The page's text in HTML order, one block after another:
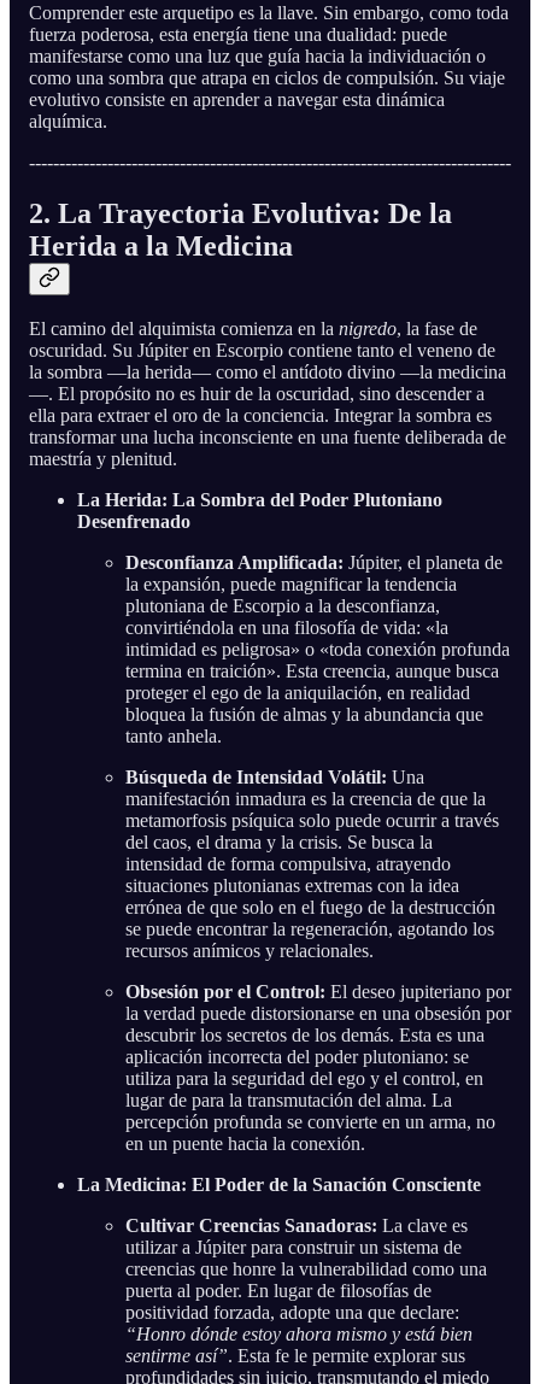
Comprender este arquetipo es la llave. Sin embargo, como toda
fuerza poderosa, esta energía tiene una dualidad: puede
manifestarse como una luz que guía hacia la individuación o
como una sombra que atrapa en ciclos de compulsión. Su viaje
evolutivo consiste en aprender a navegar esta dinámica
alquímica.
--------------------------------------------------------------------------------
2. La Trayectoria Evolutiva: De la
Herida a la Medicina
El camino del alquimista comienza en la nigredo, la fase de
oscuridad. Su Júpiter en Escorpio contiene tanto el veneno de
la sombra —la herida— como el antídoto divino —la medicina
—. El propósito no es huir de la oscuridad, sino descender a
ella para extraer el oro de la conciencia. Integrar la sombra es
transformar una lucha inconsciente en una fuente deliberada de
maestría y plenitud.
La Herida: La Sombra del Poder Plutoniano
Desenfrenado
Desconfianza Amplificada: Júpiter, el planeta de
la expansión, puede magnificar la tendencia
plutoniana de Escorpio a la desconfianza,
convirtiéndola en una filosofía de vida: «la
intimidad es peligrosa» o «toda conexión profunda
termina en traición». Esta creencia, aunque busca
proteger el ego de la aniquilación, en realidad
bloquea la fusión de almas y la abundancia que
tanto anhela.
Búsqueda de Intensidad Volátil: Una
manifestación inmadura es la creencia de que la
metamorfosis psíquica solo puede ocurrir a través
del caos, el drama y la crisis. Se busca la
intensidad de forma compulsiva, atrayendo
situaciones plutonianas extremas con la idea
errónea de que solo en el fuego de la destrucción
se puede encontrar la regeneración, agotando los
recursos anímicos y relacionales.
Obsesión por el Control: El deseo jupiteriano por
la verdad puede distorsionarse en una obsesión por
descubrir los secretos de los demás. Esta es una
aplicación incorrecta del poder plutoniano: se
utiliza para la seguridad del ego y el control, en
lugar de para la transmutación del alma. La
percepción profunda se convierte en un arma, no
en un puente hacia la conexión.
La Medicina: El Poder de la Sanación Consciente
Cultivar Creencias Sanadoras: La clave es
utilizar a Júpiter para construir un sistema de
creencias que honre la vulnerabilidad como una
puerta al poder. En lugar de filosofías de
positividad forzada, adopte una que declare:
“Honro dónde estoy ahora mismo y está bien
sentirme así”. Esta fe le permite explorar sus
profundidades sin juicio, transmutando el miedo